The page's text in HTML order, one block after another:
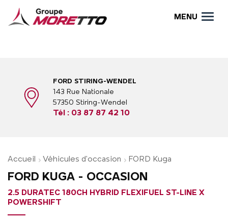
MENU
FORD STIRING-WENDEL
143 Rue Nationale
57350 Stiring-Wendel
Tél : 03 87 87 42 10
Accueil Véhicules d'occasion FORD Kuga
FORD KUGA - OCCASION
2.5 DURATEC 180CH HYBRID FLEXIFUEL ST-LINE X
POWERSHIFT